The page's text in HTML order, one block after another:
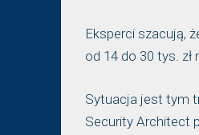
Eksperci szacują,
od 14 do 30 tys. zł
Sytuacja jest tym
Security Architect